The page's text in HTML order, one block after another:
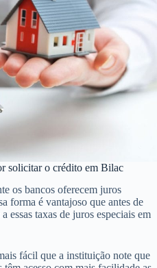
solicitar o crédito em Bilac
os bancos oferecem juros
forma é vantajoso que antes de
essas taxas de juros especiais em
fácil que a instituição note que